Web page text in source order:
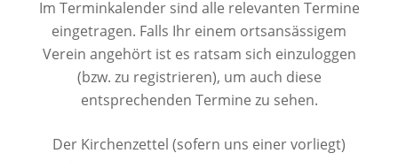
Im Terminkalender sind alle relevanten Termine
eingetragen. Falls Ihr einem ortsansässigem
Verein angehört ist es ratsam sich einzuloggen
(bzw. zu registrieren), um auch diese
entsprechenden Termine zu sehen.
Der Kirchenzettel (sofern uns einer vorliegt)